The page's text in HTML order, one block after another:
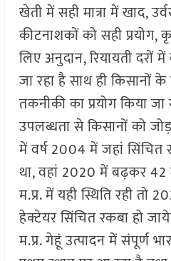
खेती में सही मात्रा में खाद,
कीटनाशकों को सही प्रयोग,
लिए अनुदान, रियायती दरों
जा रहा है साथ ही किसानों
तकनीकी का प्रयोग किया
उपलब्धता से किसानों को
में वर्ष 2004 में जहां
था, वहां 2020 में बढ़कर 42
म.प्र. में यही स्थिति रही
हेक्टेयर सिंचित रकबा हो
म.प्र. गेहूं उत्पादन में संपूर्ण